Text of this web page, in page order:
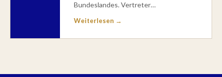
Bundeslandes. Vertreter…
Weiterlesen →